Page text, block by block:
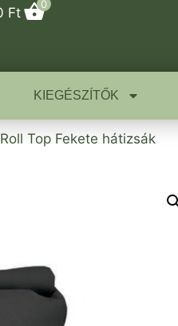
Ft
0
KIEGÉSZÍTŐK
Top Fekete hátizsák